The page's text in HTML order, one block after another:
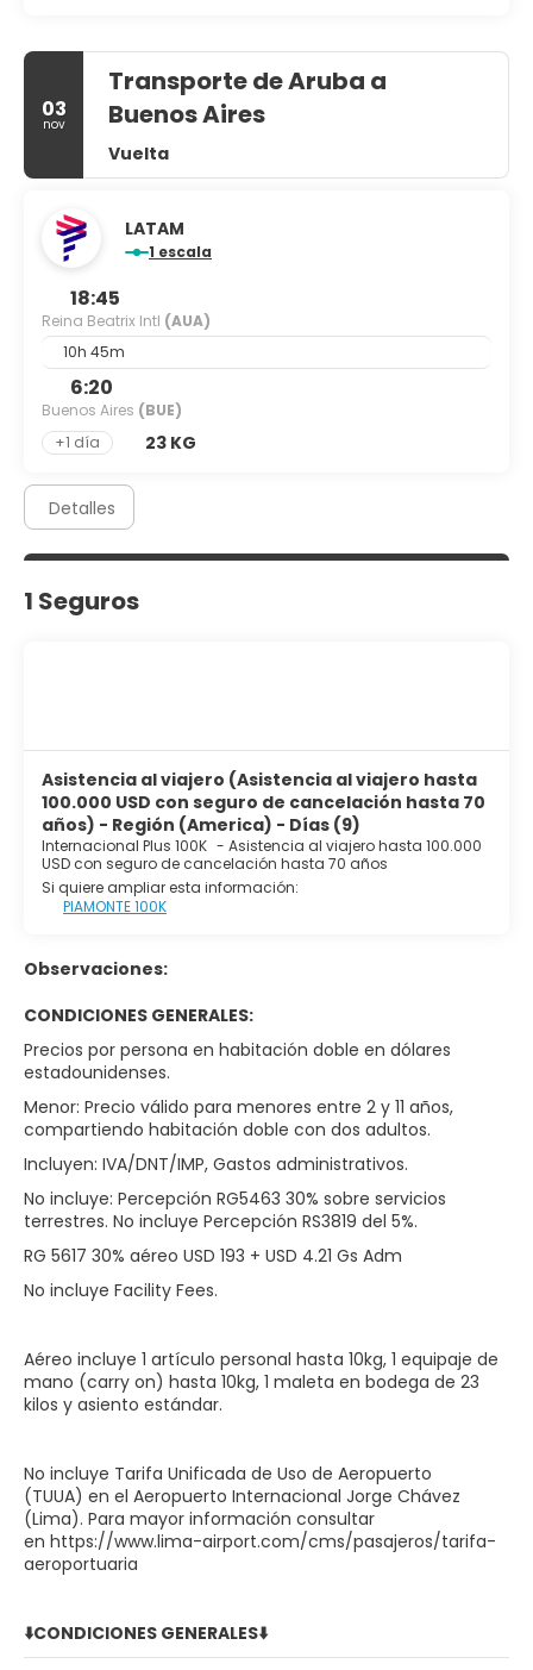
03
nov
Transporte de Aruba a
Buenos Aires
Vuelta
LATAM
1 escala
18:45
Reina Beatrix Intl (AUA)
10h 45m
6:20
Buenos Aires (BUE)
+1 día
23 KG
Detalles
1 Seguros
Asistencia al viajero (Asistencia al viajero hasta
100.000 USD con seguro de cancelación hasta 70
años) - Región (America) - Días (9)
Internacional Plus 100K - Asistencia al viajero hasta 100.000
USD con seguro de cancelación hasta 70 años
Si quiere ampliar esta información:
PIAMONTE 100K
Observaciones:
CONDICIONES GENERALES:
Precios por persona en habitación doble en dólares
estadounidenses.
Menor: Precio válido para menores entre 2 y 11 años,
compartiendo habitación doble con dos adultos.
Incluyen: IVA/DNT/IMP, Gastos administrativos.
No incluye: Percepción RG5463 30% sobre servicios
terrestres. No incluye Percepción RS3819 del 5%.
RG 5617 30% aéreo USD 193 + USD 4.21 Gs Adm
No incluye Facility Fees.
Aéreo incluye 1 artículo personal hasta 10kg, 1 equipaje de
mano (carry on) hasta 10kg, 1 maleta en bodega de 23
kilos y asiento estándar.
No incluye Tarifa Unificada de Uso de Aeropuerto
(TUUA) en el Aeropuerto Internacional Jorge Chávez
(Lima). Para mayor información consultar
en https://www.lima-airport.com/cms/pasajeros/tarifa-
aeroportuaria
⬇️CONDICIONES GENERALES⬇️